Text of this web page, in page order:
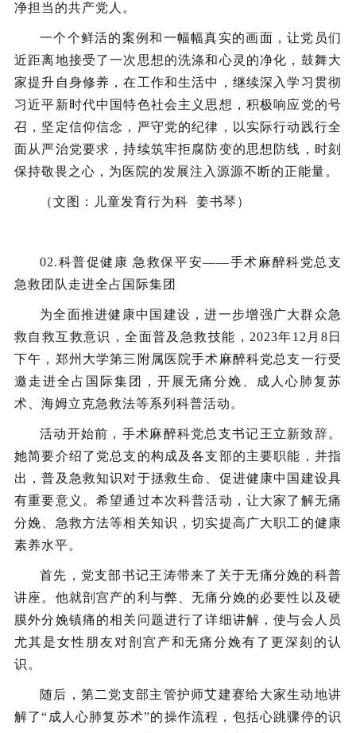
净担当的共产党人。
一个个鲜活的案例和一幅幅真实的画面，让党员们
近距离地接受了一次思想的洗涤和心灵的净化，鼓舞大
家提升自身修养，在工作和生活中，继续深入学习贯彻
习近平新时代中国特色社会主义思想，积极响应党的号
召，坚定信仰信念，严守党的纪律，以实际行动践行全
面从严治党要求，持续筑牢拒腐防变的思想防线，时刻
保持敬畏之心，为医院的发展注入源源不断的正能量。
（文图：儿童发育行为科 姜书琴）
02.科普促健康 急救保平安——手术麻醉科党总支
急救团队走进全占国际集团
为全面推进健康中国建设，进一步增强广大群众急
救自救互救意识，全面普及急救技能，2023年12月8日
下午，郑州大学第三附属医院手术麻醉科党总支一行受
邀走进全占国际集团，开展无痛分娩、成人心肺复苏
术、海姆立克急救法等系列科普活动。
活动开始前，手术麻醉科党总支书记王立新致辞。
她简要介绍了党总支的构成及各支部的主要职能，并指
出，普及急救知识对于拯救生命、促进健康中国建设具
有重要意义。希望通过本次科普活动，让大家了解无痛
分娩、急救方法等相关知识，切实提高广大职工的健康
素养水平。
首先，党支部书记王涛带来了关于无痛分娩的科普
讲座。他就剖宫产的利与弊、无痛分娩的必要性以及硬
膜外分娩镇痛的相关问题进行了详细讲解，使与会人员
尤其是女性朋友对剖宫产和无痛分娩有了更深刻的认
识。
随后，第二党支部主管护师艾建赛给大家生动地讲
解了“成人心肺复苏术”的操作流程，包括心跳骤停的识